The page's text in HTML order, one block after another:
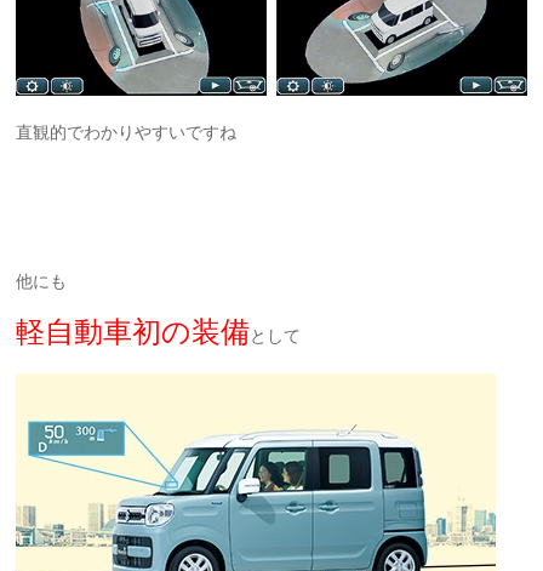
直観的でわかりやすいですね
他にも
軽自動車初の装備として